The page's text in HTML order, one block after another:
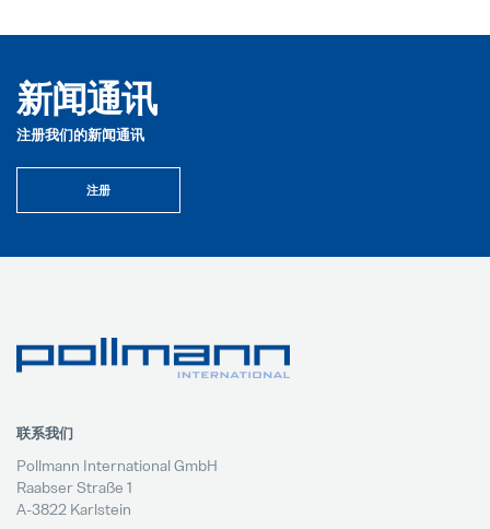
新闻通讯
注册我们的新闻通讯
注册
联系我们
Pollmann International GmbH
Raabser Straße 1
A-3822 Karlstein